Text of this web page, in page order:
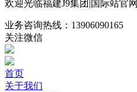
欢迎光临福建J9集团|国际站官
业务咨询热线： 13906090165
关注微信
首页
关于我们